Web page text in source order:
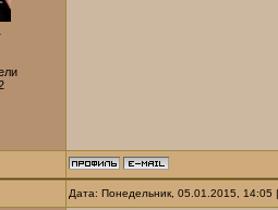
Дата: Понедельник, 05.01.2015,